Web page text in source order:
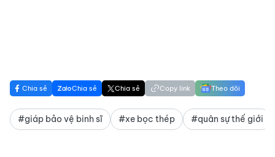
Chia sẻ Chia sẻ Chia sẻ Copy link Theo dõi
#giáp bảo vệ binh sĩ #xe bọc thép #quân sự thế giới